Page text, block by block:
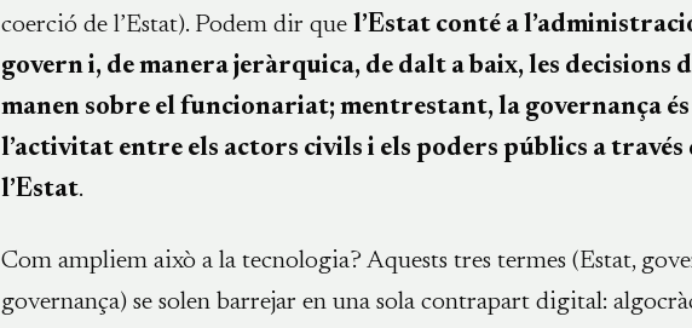
coerció de l’Estat). Podem dir que l’Estat conté a
govern i, de manera jeràrquica, de dalt a baix, les decisions
manen sobre el funcionariat; mentrestant, la governança és
l’activitat entre els actors civils i els poders públics a través
l’Estat.
Com ampliem això a la tecnologia? Aquests tres termes (Estat,
governança) se solen barrejar en una sola contrapart digital: